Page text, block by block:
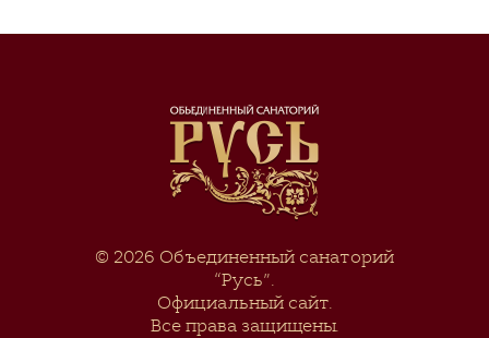
© 2026 Объединенный санаторий
“Русь”.
Официальный сайт.
Все права защищены.